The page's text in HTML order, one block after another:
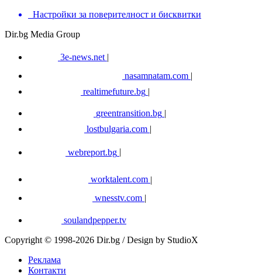
Настройки за поверителност и бисквитки
Dir.bg Media Group
3e-news.net |
nasamnatam.com |
realtimefuture.bg |
greentransition.bg |
lostbulgaria.com |
webreport.bg
worktalent.com |
wnesstv.com |
soulandpepper.tv
Copyright © 1998-2026 Dir.bg / Design by StudioX
Реклама
Контакти